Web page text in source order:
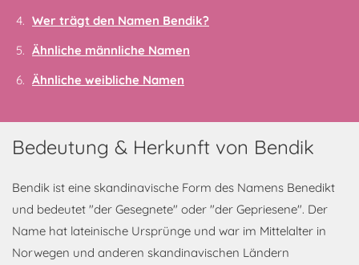
Wer trägt den Namen Bendik?
Ähnliche männliche Namen
Ähnliche weibliche Namen
Bedeutung & Herkunft von Bendik
Bendik ist eine skandinavische Form des Namens Benedikt
und bedeutet "der Gesegnete" oder "der Gepriesene". Der
Name hat lateinische Ursprünge und war im Mittelalter in
Norwegen und anderen skandinavischen Ländern